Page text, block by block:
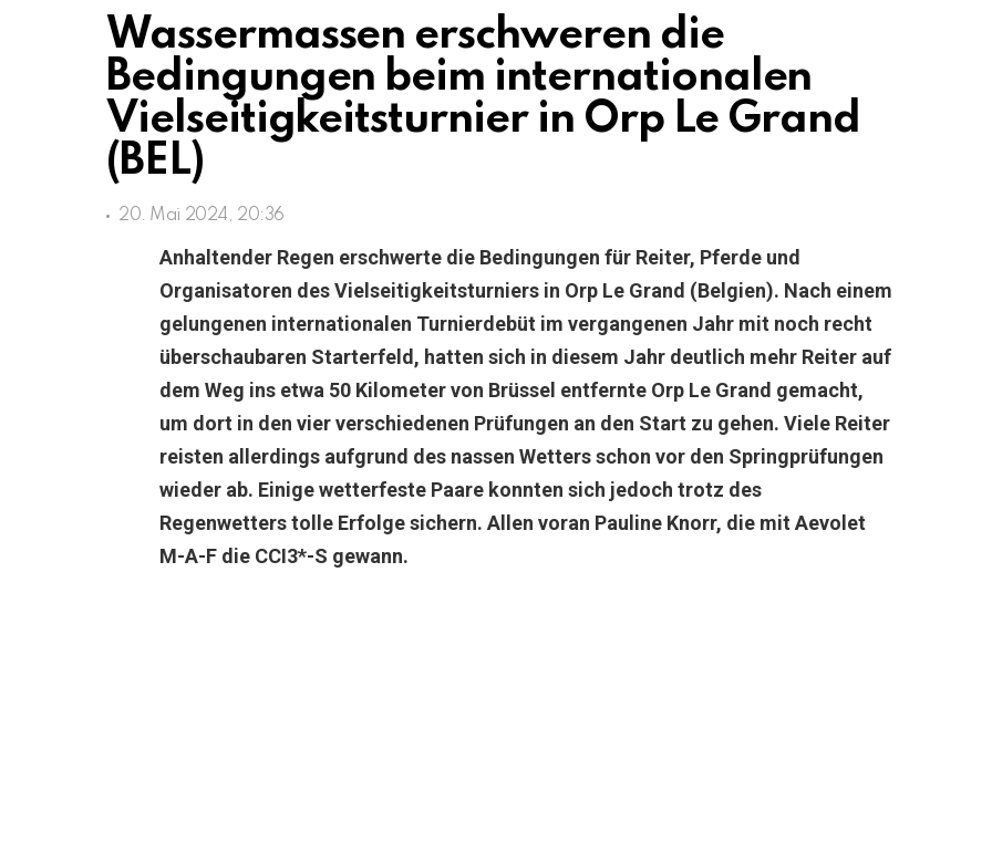
Wassermassen erschweren die
Bedingungen beim internationalen
Vielseitigkeitsturnier in Orp Le Grand
(BEL)
20. Mai 2024, 20:36
Anhaltender Regen erschwerte die Bedingungen für Reiter, Pferde und
Organisatoren des Vielseitigkeitsturniers in Orp Le Grand (Belgien). Nach einem
gelungenen internationalen Turnierdebüt im vergangenen Jahr mit noch recht
überschaubaren Starterfeld, hatten sich in diesem Jahr deutlich mehr Reiter auf
dem Weg ins etwa 50 Kilometer von Brüssel entfernte Orp Le Grand gemacht,
um dort in den vier verschiedenen Prüfungen an den Start zu gehen. Viele Reiter
reisten allerdings aufgrund des nassen Wetters schon vor den Springprüfungen
wieder ab. Einige wetterfeste Paare konnten sich jedoch trotz des
Regenwetters tolle Erfolge sichern. Allen voran Pauline Knorr, die mit Aevolet
M-A-F die CCI3*-S gewann.